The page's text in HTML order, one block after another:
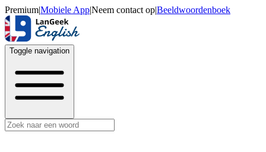
Premium|Mobiele App|Neem contact op|Beeldwoordenboek
Toggle navigation